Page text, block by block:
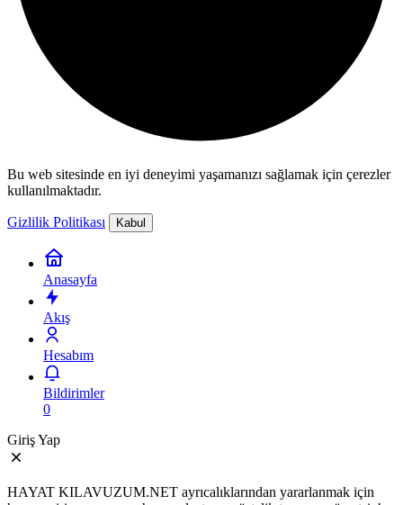
Bu web sitesinde en iyi deneyimi yaşamanızı sağlamak için çerezler
kullanılmaktadır.
Gizlilik Politikası Kabul
Anasayfa
Akış
Hesabım
Bildirimler
0
Giriş Yap
HAYAT KILAVUZUM.NET ayrıcalıklarından yararlanmak için